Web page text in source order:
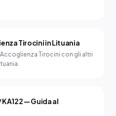
Tirocini in Lituania
Tirocini con gli altri
— Guida al